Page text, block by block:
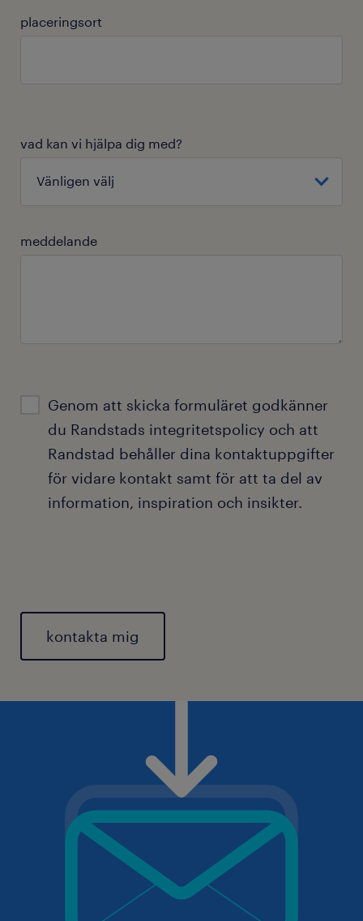
placeringsort
vad kan vi hjälpa dig med?
meddelande
Genom att skicka formuläret godkänner
du Randstads integritetspolicy och att
Randstad behåller dina kontaktuppgifter
för vidare kontakt samt för att ta del av
information, inspiration och insikter.